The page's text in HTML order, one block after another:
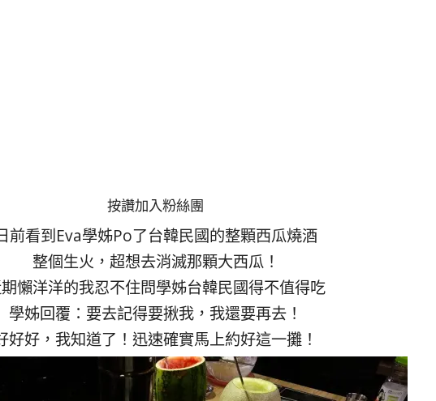
按讚加入粉絲團
前看到Eva學姊Po了台韓民國的整顆西瓜燒酒
整個生火，超想去消滅那顆大西瓜！
懶洋洋的我忍不住問學姊台韓民國得不值得吃
學姊回覆：要去記得要揪我，我還要再去！
好好，我知道了！迅速確實馬上約好這一攤！